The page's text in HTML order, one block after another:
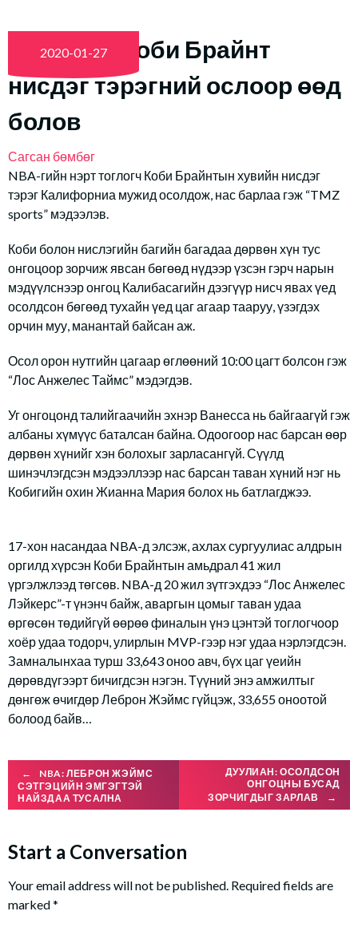
Дуулиан: Коби Брайнт
нисдэг тэрэгний ослоор өөд
болов
Сагсан бөмбөг
2020-01-27
NBA-гийн нэрт тоглогч Коби Брайнтын хувийн нисдэг
тэрэг Калифорниа мужид осолдож, нас барлаа гэж “TMZ
sports” мэдээлэв.
Коби болон нислэгийн багийн багадаа дөрвөн хүн тус
онгоцоор зорчиж явсан бөгөөд нүдээр үзсэн гэрч нарын
мэдүүлснээр онгоц Калибасагийн дээгүүр нисч явах үед
осолдсон бөгөөд тухайн үед цаг агаар тааруу, үзэгдэх
орчин муу, манантай байсан аж.
Осол орон нутгийн цагаар өглөөний 10:00 цагт болсон гэж
“Лос Анжелес Таймс” мэдэгдэв.
Уг онгоцонд талийгаачийн эхнэр Ванесса нь байгаагүй гэж
албаны хүмүүс баталсан байна. Одоогоор нас барсан өөр
дөрвөн хүнийг хэн болохыг зарласангүй. Сүүлд
шинэчлэгдсэн мэдээллээр нас барсан таван хүний нэг нь
Кобигийн охин Жианна Мария болох нь батлагджээ.
17-хон насандаа NBA-д элсэж, ахлах сургуулиас алдрын
оргилд хүрсэн Коби Брайнтын амьдрал 41 жил
үргэлжлээд төгсөв. NBA-д 20 жил зүтгэхдээ “Лос Анжелес
Лэйкерс”-т үнэнч байж, аваргын цомыг таван удаа
өргөсөн төдийгүй өөрөө финалын үнэ цэнтэй тоглогчоор
хоёр удаа тодорч, улирлын MVP-гээр нэг удаа нэрлэгдсэн.
Замналынхаа турш 33,643 оноо авч, бүх цаг үеийн
дөрөвдүгээрт бичигдсэн нэгэн. Түүний энэ амжилтыг
дөнгөж өчигдөр Леброн Жэймс гүйцэж, 33,655 оноотой
болоод байв…
Post
←
NBA: ЛЕБРОН ЖЭЙМС
СЭТГЭЦИЙН ЭМГЭГТЭЙ
НАЙЗДАА ТУСАЛНА
ДУУЛИАН: ОСОЛДСОН
ОНГОЦНЫ БУСАД
ЗОРЧИГДЫГ ЗАРЛАВ
→
Start a Conversation
Your email address will not be published. Required fields are
marked*